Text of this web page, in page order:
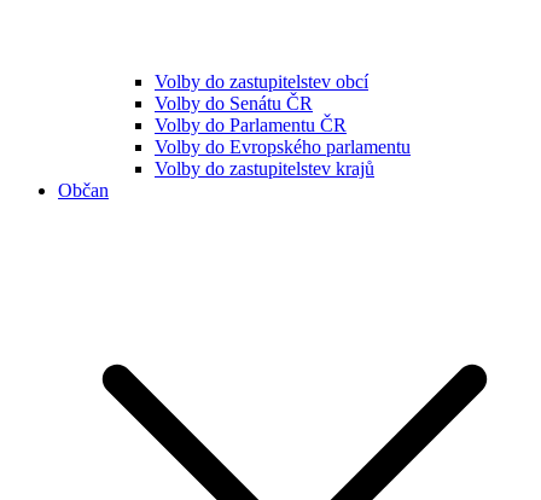
Volby do zastupitelstev obcí
Volby do Senátu ČR
Volby do Parlamentu ČR
Volby do Evropského parlamentu
Volby do zastupitelstev krajů
Občan